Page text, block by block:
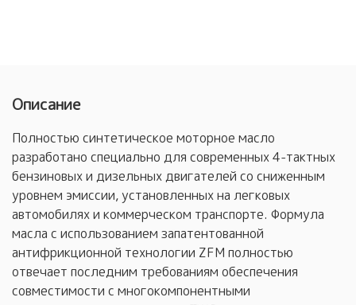
Описание
Полностью синтетическое моторное масло
разработано специально для современных 4-тактных
бензиновых и дизельных двигателей со сниженным
уровнем эмиссии, установленных на легковых
автомобилях и коммерческом транспорте. Формула
масла с использованием запатентованной
антифрикционной технологии ZFM полностью
отвечает последним требованиям обеспечения
совместимости с многокомпонентными